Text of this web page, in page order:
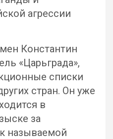
агрессии
Константин
«Царьграда»,
списки
стран. Он уже
в
за
называемой